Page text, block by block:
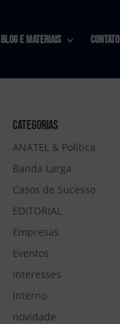
Blog e materiais Contato
Categorias
ANATEL & Política
Banda Larga
Casos de Sucesso
EDITORIAL
Empresas
Eventos
Interesses
Interno
novidade